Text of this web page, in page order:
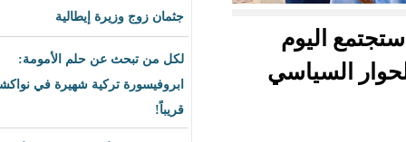
جثمان زوج وزيرة إيطالية
لكل من تبحث عن حلم الأمومة:
ابروفيسورة تركية شهيرة في نواكشوط